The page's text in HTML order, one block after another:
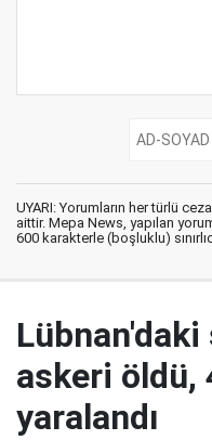
UYARI: Yorumların her türlü
aittir. Mepa News, yapılan
600 karakterle (boşluklu)
Lübnan'daki
askeri öldü,
yaralandı